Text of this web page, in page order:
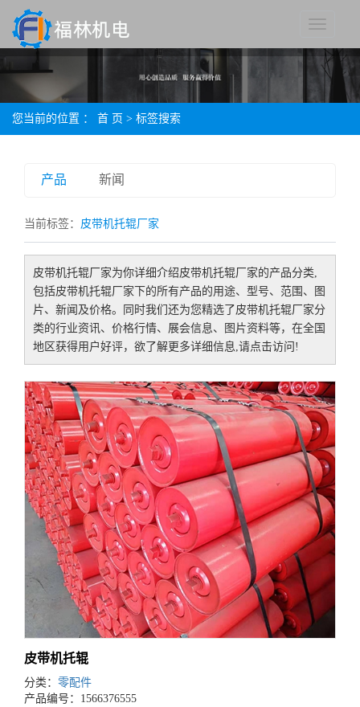
您当前的位置 ： 首 页 > 标签搜索
产品 新闻
当前标签： 皮带机托辊厂家
皮带机托辊厂家为你详细介绍皮带机托辊厂家的产品分类,
包括皮带机托辊厂家 下的所有产品的用途、型号、范围、图
片、新闻及价格。同时我们还为您精选了 皮带机托辊厂家分
类的行业资讯、价格行情、展会信息、图片资料等，在全国
地区获得用户好评，欲了解更多详细信息,请点击访问!
皮带机托辊
分类： 零配件
产品编号：1566376555